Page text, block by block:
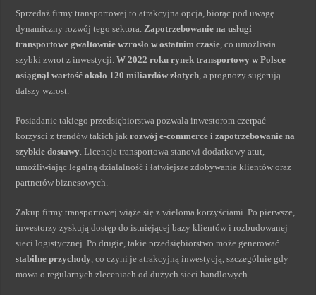
Sprzedaż firmy transportowej to atrakcyjna opcja, biorąc pod uwagę
dynamiczny rozwój tego sektora.Zapotrzebowanie na usługi
transportowe gwałtownie wzrosło w ostatnim czasie, co umożliwia
szybki zwrot z inwestycji.W 2022 roku rynek transportowy w Polsce
osiągnął wartość około 120 miliardów złotych, a prognozy sugerują
dalszy wzrost.
Posiadanie takiego przedsiębiorstwa pozwala inwestorom czerpać
korzyści z trendów takich jakrozwój e-commerce i zapotrzebowanie na
szybkie dostawy. Licencja transportowa stanowi dodatkowy atut,
umożliwiając legalną działalność i łatwiejsze zdobywanie klientów oraz
partnerów biznesowych.
Zakup firmy transportowej wiąże się z wieloma korzyściami. Po pierwsze,
inwestorzy zyskują dostęp do istniejącej bazy klientów i rozbudowanej
sieci logistycznej. Po drugie, takie przedsiębiorstwo może generować
stabilne przychody, co czyni je atrakcyjną inwestycją, szczególnie gdy
mowa o regularnych zleceniach od dużych sieci handlowych.